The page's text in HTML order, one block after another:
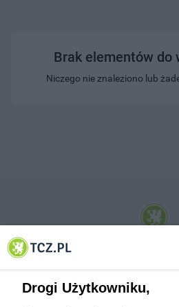
Brak elementów do
Niczego nie znaleziono lub
© 2001-2026 Tczew - TCZ.PL Sp. z o.o.
Drogi Użytkowniku,